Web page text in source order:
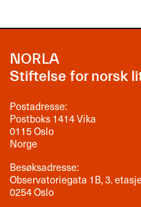
NORLA
Stiftelse for norsk
Postadresse:
Postboks 1414 Vika
0115 Oslo
Norge
Besøksadresse:
Observatoriegata 1B, 3.
0254 Oslo